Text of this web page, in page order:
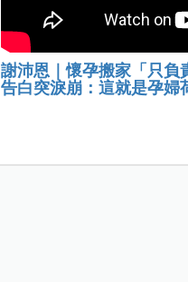
謝沛恩｜懷孕搬家「只負
告白突淚崩：這就是孕婦